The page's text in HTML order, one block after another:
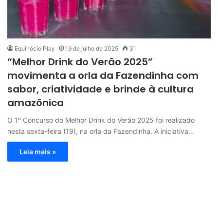
Equinócio Play 19 de julho de 2025 31
“Melhor Drink do Verão 2025”
movimenta a orla da Fazendinha com
sabor, criatividade e brinde à cultura
amazônica
O 1º Concurso do Melhor Drink do Verão 2025 foi realizado
nesta sexta-feira (19), na orla da Fazendinha. A iniciativa…
Leia mais »